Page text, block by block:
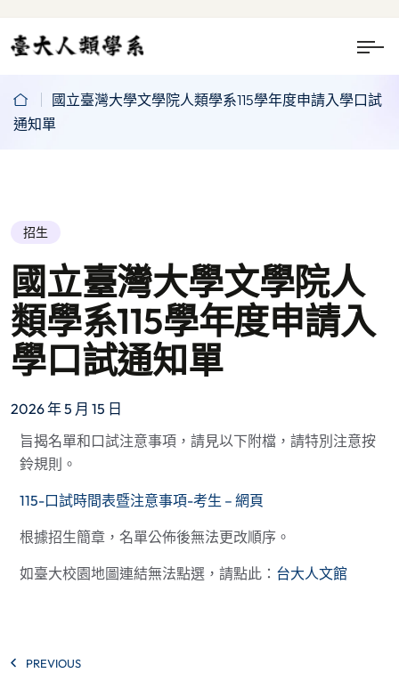
國立臺灣大學文學院人類學系115學年度申請入學口試
通知單
招生
國立臺灣大學文學院人
類學系115學年度申請入
學口試通知單
2026 年 5 月 15 日
旨揭名單和口試注意事項，請見以下附檔，請特別注意按
鈴規則。
115-口試時間表暨注意事項-考生 – 網頁
根據招生簡章，名單公佈後無法更改順序。
如臺大校園地圖連結無法點選，請點此： 台大人文館
PREVIOUS